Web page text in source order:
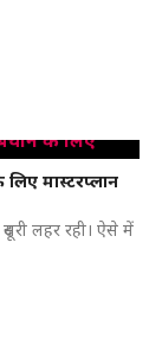
मास्टरप्लान
लहर रही। ऐसे में